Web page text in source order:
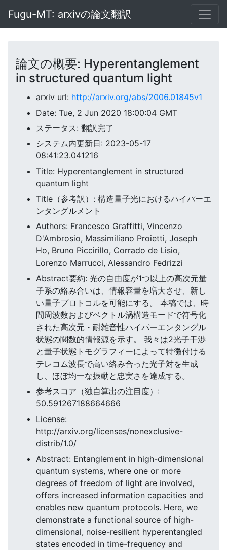
Fugu-MT: arxivの論文翻訳
論文の概要: Hyperentanglement
in structured quantum light
arxiv url: http://arxiv.org/abs/2006.01845v1
Date: Tue, 2 Jun 2020 18:00:04 GMT
ステータス: 翻訳完了
システム内更新日: 2023-05-17
08:41:23.041216
Title: Hyperentanglement in structured
quantum light
Title（参考訳）: 構造量子光におけるハイパーエ
ンタングルメント
Authors: Francesco Graffitti, Vincenzo
D'Ambrosio, Massimiliano Proietti, Joseph
Ho, Bruno Piccirillo, Corrado de Lisio,
Lorenzo Marrucci, Alessandro Fedrizzi
Abstract要約: 光の自由度が1つ以上の高次元量
子系の絡み合いは、情報容量を増大させ、新し
い量子プロトコルを可能にする。 本稿では、時
間周波数およびベクトル渦構造モードで符号化
された高次元・耐雑音性ハイパーエンタングル
状態の関数的情報源を示す。 我々は2光子干渉
と量子状態トモグラフィーによって特徴付ける
テレコム波長で高い絡み合った光子対を生成
し、ほぼ均一な振動と忠実さを達成する。
参考スコア（独自算出の注目度）:
50.591267188664666
License:
http://arxiv.org/licenses/nonexclusive-
distrib/1.0/
Abstract: Entanglement in high-dimensional
quantum systems, where one or more
degrees of freedom of light are involved,
offers increased information capacities and
enables new quantum protocols. Here, we
demonstrate a functional source of high-
dimensional, noise-resilient hyperentangled
states encoded in time-frequency and